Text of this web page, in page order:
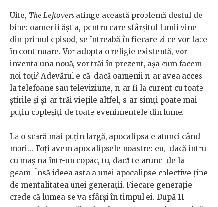
Uite, The Leftovers atinge această problemă destul de
bine: oamenii ăștia, pentru care sfârșitul lumii vine
din primul episod, se întreabă în fiecare zi ce vor face
în continuare. Vor adopta o religie existentă, vor
inventa una nouă, vor trăi în prezent, așa cum facem
noi toți? Adevărul e că, dacă oamenii n-ar avea acces
la telefoane sau televiziune, n-ar fi la curent cu toate
știrile și și-ar trăi viețile altfel, s-ar simți poate mai
puțin copleșiți de toate evenimentele din lume.
La o scară mai puțin largă, apocalipsa e atunci când
mori... Toți avem apocalipsele noastre: eu, dacă intru
cu mașina într-un copac, tu, dacă te arunci de la
geam. Însă ideea asta a unei apocalipse colective ține
de mentalitatea unei generații. Fiecare generație
crede că lumea se va sfârși în timpul ei. După 11